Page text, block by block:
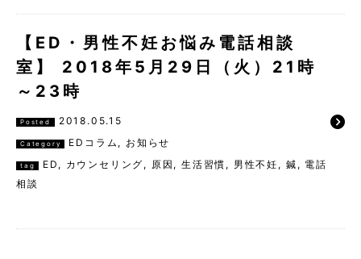
【ED・男性不妊お悩み電話相談
室】 2018年5月29日（火）21時
～23時
Posted 2018.05.15
Category EDコラム , お知らせ
tag ED , カウンセリング , 原因 ,生活習慣 , 男性不妊 , 鍼 , 電話
相談